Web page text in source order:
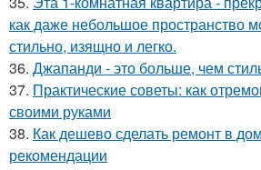
как даже небольшое пространство
стильно, изящно и легко.
36. Джапанди - это больше, чем
37. Практические советы: как
своими руками
38. Как дешево сделать ремонт в
рекомендации